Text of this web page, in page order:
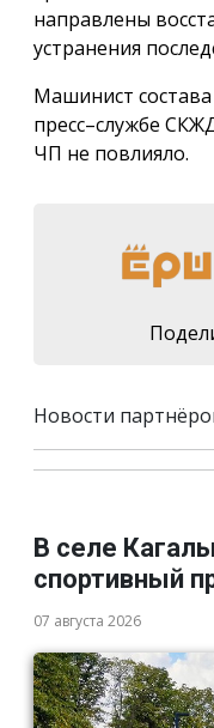
направлены
устранения
Машинист
пресс–службе
ЧП не повлияло.
Новости
В селе
спортивный
07 августа 2026